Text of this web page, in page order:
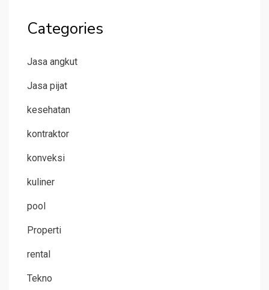
Categories
Jasa angkut
Jasa pijat
kesehatan
kontraktor
konveksi
kuliner
pool
Properti
rental
Tekno